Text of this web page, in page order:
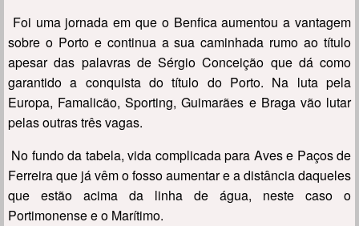
Foi uma jornada em que o Benfica aumentou a vantagem
sobre o Porto e continua a sua caminhada rumo ao título
apesar das palavras de Sérgio Conceição que dá como
garantido a conquista do título do Porto. Na luta pela
Europa, Famalicão, Sporting, Guimarães e Braga vão lutar
pelas outras três vagas.
No fundo da tabela, vida complicada para Aves e Paços de
Ferreira que já vêm o fosso aumentar e a distância daqueles
que estão acima da linha de água, neste caso o
Portimonense e o Marítimo.